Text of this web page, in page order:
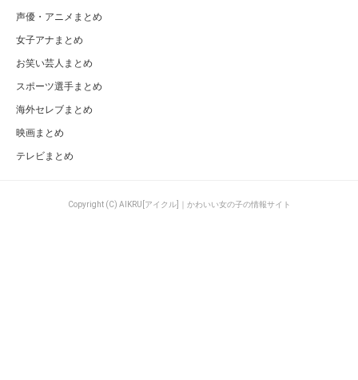
声優・アニメまとめ
女子アナまとめ
お笑い芸人まとめ
スポーツ選手まとめ
海外セレブまとめ
映画まとめ
テレビまとめ
Copyright (C) AIKRU[アイクル]｜かわいい女の子の情報サイト